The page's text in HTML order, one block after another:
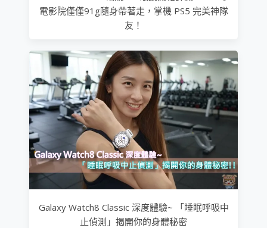
電影院僅僅91g隨身帶著走，掌機 PS5 完美神隊
友！
Galaxy Watch8 Classic 深度體驗~ 「睡眠呼吸中
止偵測」揭開你的身體秘密